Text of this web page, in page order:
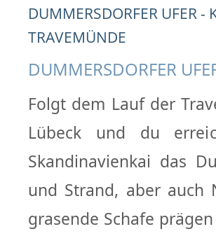
DUMMERSDORFER UFER
TRAVEMÜNDE
DUMMERSDORFER
Folgt dem Lauf der
Lübeck und du
Skandinavienkai das
und Strand, aber auch
grasende Schafe